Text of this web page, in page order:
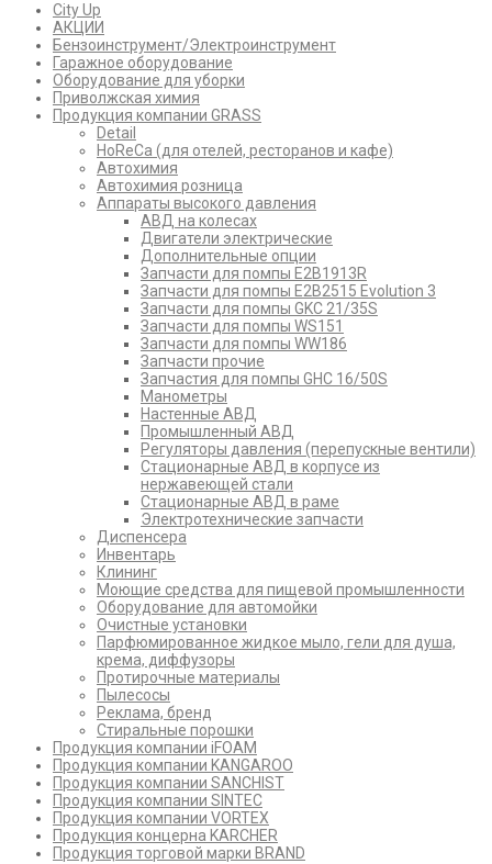
City Up
АКЦИИ
Бензоинструмент/Электроинструмент
Гаражное оборудование
Оборудование для уборки
Приволжская химия
Продукция компании GRASS
Detail
HoReCa (для отелей, ресторанов и кафе)
Автохимия
Автохимия розница
Аппараты высокого давления
АВД на колесах
Двигатели электрические
Дополнительные опции
Запчасти для помпы E2B1913R
Запчасти для помпы E2B2515 Evolution 3
Запчасти для помпы GKC 21/35S
Запчасти для помпы WS151
Запчасти для помпы WW186
Запчасти прочие
Запчастия для помпы GHC 16/50S
Манометры
Настенные АВД
Промышленный АВД
Регуляторы давления (перепускные вентили)
Стационарные АВД в корпусе из
нержавеющей стали
Стационарные АВД в раме
Электротехнические запчасти
Диспенсера
Инвентарь
Клининг
Моющие средства для пищевой промышленности
Оборудование для автомойки
Очистные установки
Парфюмированное жидкое мыло, гели для душа,
крема, диффузоры
Протирочные материалы
Пылесосы
Реклама, бренд
Стиральные порошки
Продукция компании iFOAM
Продукция компании KANGAROO
Продукция компании SANCHIST
Продукция компании SINTEC
Продукция компании VORTEX
Продукция концерна KARCHER
Продукция торговой марки BRAND